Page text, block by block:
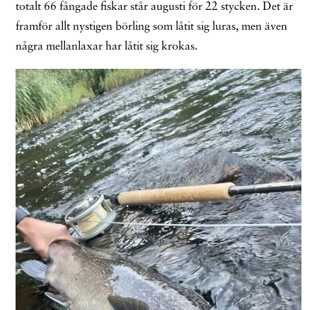
totalt 66 fångade fiskar står augusti för 22 stycken. Det är
framför allt nystigen börling som låtit sig luras, men även
några mellanlaxar har låtit sig krokas.